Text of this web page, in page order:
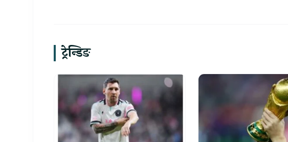
ट्रेन्डिङ